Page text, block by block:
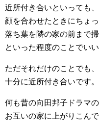
近所付き合いといっても、
顔を合わせたときにちょ
落ち葉を隣の家の前まで掃
といった程度のことでいい
ただそれだけのことでも、
十分に近所付き合いです。
何も昔の向田邦子ドラマの
お互いの家に上がりこん